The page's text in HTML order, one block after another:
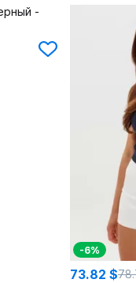
-6%
73.82 $